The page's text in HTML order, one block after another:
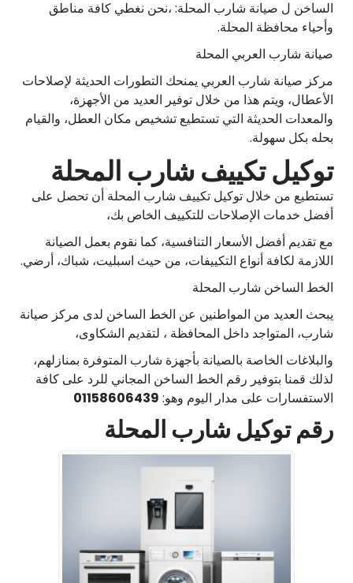
الساخن ل صيانة شارب المحلة: ،نحن نغطي كافة مناطق
وأحياء محافظة المحلة.
صيانة شارب العربي المحلة
مركز صيانة شارب العربي يمنحك التطورات الحديثة لإصلاحات
الأعطال، ويتم هذا من خلال توفير العديد من الأجهزة،
والمعدات الحديثة التي تستطيع تشخيص مكان العطل، والقيام
بحله بكل سهولة.
توكيل تكييف شارب المحلة
تستطيع من خلال توكيل تكييف شارب المحلة أن تحصل على
أفضل خدمات الإصلاحات للتكييف الخاص بك،
مع تقديم أفضل الأسعار التنافسية، كما نقوم بعمل الصيانة
اللازمة لكافة أنواع التكييفات، من حيث اسبليت، شباك، أرضي.
الخط الساخن شارب المحلة
يبحث العديد من المواطنين عن الخط الساخن لدى مركز صيانة
شارب، المتواجد داخل المحافظة ، لتقديم الشكاوى،
والبلاغات الخاصة بالصيانة بأجهزة شارب المتوفرة بمنازلهم،
لذلك قمنا بتوفير رقم الخط الساخن المجاني للرد على كافة
الاستفسارات على مدار اليوم وهو:01158606439
رقم توكيل شارب المحلة